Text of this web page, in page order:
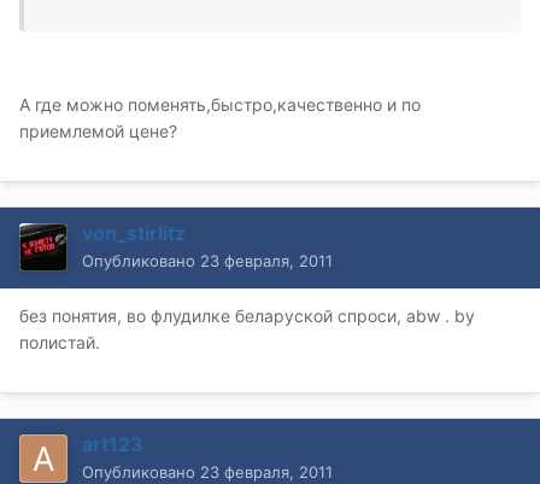
А где можно поменять,быстро,качественно и по
приемлемой цене?
von_stirlitz
Опубликовано 23 февраля, 2011
без понятия, во флудилке беларуской спроси, abw . by
полистай.
art123
Опубликовано 23 февраля, 2011